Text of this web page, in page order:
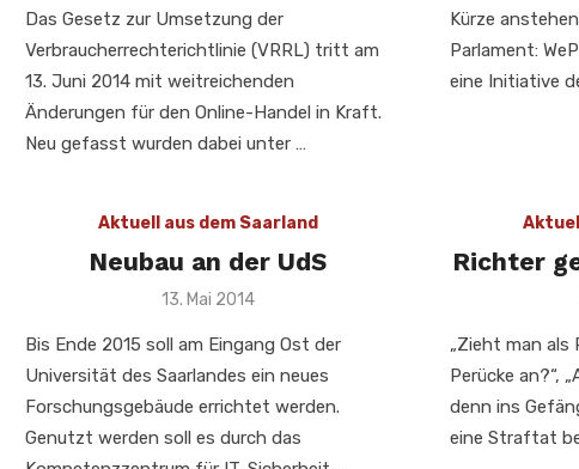
Das Gesetz zur Umsetzung der
Verbraucherrechterichtlinie (VRRL) tritt am
13. Juni 2014 mit weitreichenden
Änderungen für den Online-Handel in Kraft.
Neu gefasst wurden dabei unter …
Kürze
Parlament:
eine Initiative
Aktuell aus dem Saarland
Neubau an der UdS
Veröffentlicht
13. Mai 2014
Bis Ende 2015 soll am Eingang Ost der
Universität des Saarlandes ein neues
Forschungsgebäude errichtet werden.
Genutzt werden soll es durch das
Richter
„Zieht man als
Perücke an?“,
denn ins
eine Straftat